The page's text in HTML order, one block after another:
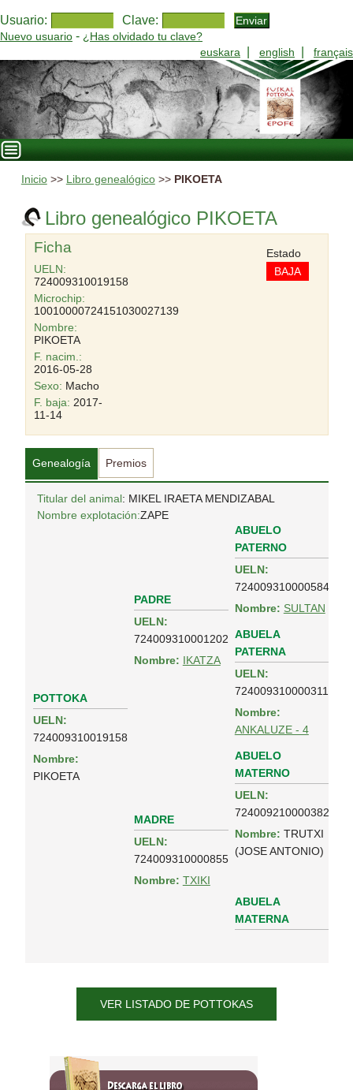
Usuario: Clave:
Nuevo usuario - ¿Has olvidado tu clave?
euskara
english français
Inicio>> Libro genealógico>> PIKOETA
Libro genealógico PIKOETA
Ficha
UELN:
724009310019158
Microchip:
10010000724151030027139
Nombre:
PIKOETA
F. nacim.:
2016-05-28
Sexo: Macho
Estado
BAJA
F. baja: 2017-
11-14
Genealogía Premios
Titular del animal: MIKEL IRAETA MENDIZABAL
Nombre explotación:ZAPE
POTTOKA
UELN:
724009310019158
Nombre:
PIKOETA
PADRE
UELN:
724009310001202
Nombre: IKATZA
ABUELO
PATERNO
UELN:
724009310000584
Nombre: SULTAN
ABUELA
PATERNA
UELN:
724009310000311
Nombre:
ANKALUZE - 4
MADRE
UELN:
724009310000855
Nombre: TXIKI
ABUELO
MATERNO
UELN:
724009210000382
Nombre: TRUTXI
(JOSE ANTONIO)
ABUELA
MATERNA
VER LISTADO DE POTTOKAS